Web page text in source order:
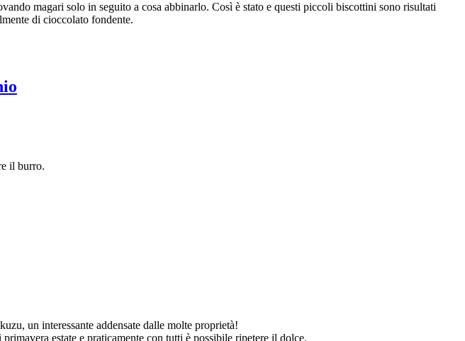
magari solo in seguito a cosa abbinarlo. Così è stato e questi piccoli biscottini sono risultati
di cioccolato fondente.
il burro.
un interessante addensate dalle molte proprietà!
estate e praticamente con tutti è possibile ripetere il dolce.